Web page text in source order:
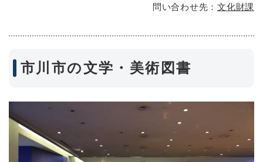
問い合わせ先： 文化財課
市川市の文学・美術図書